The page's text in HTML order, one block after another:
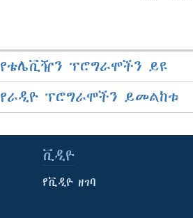
የቴሌቪዥን ፕሮግራሞችን ይዩ
የራዲዮ ፕሮግራሞችን ይመልከቱ
ቪዲዮ
የቪዲዮ ዘገባ